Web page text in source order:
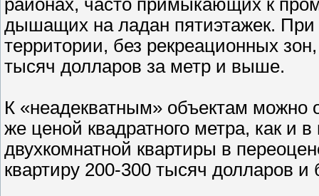
районах, часто примыкающих к
дышащих на ладан пятиэтажек. При
территории, без рекреационных
тысяч долларов за метр и выше.
К «неадекватным» объектам можно
же ценой квадратного метра, как и
двухкомнатной квартиры в
квартиру 200-300 тысяч долларов и